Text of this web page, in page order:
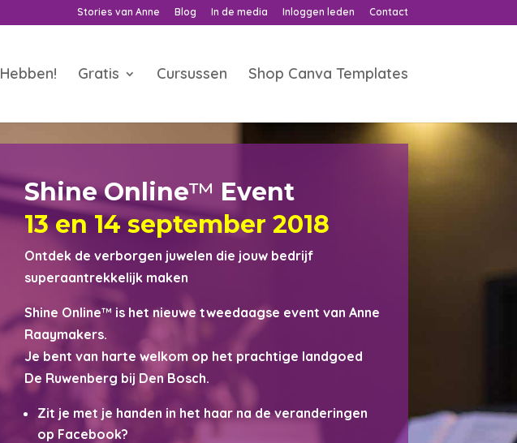
Stories van Anne Blog In de media Inloggen leden Contact
Hebben! Gratis Cursussen Shop Canva Templates
Shine Online™ Event
13 en 14 september 2018
Ontdek de verborgen juwelen die jouw bedrijf
superaantrekkelijk maken
Shine Online™ is het nieuwe tweedaagse event van Anne
Raaymakers.
Je bent van harte welkom op het prachtige landgoed
De Ruwenberg bij Den Bosch.
Zit je met je handen in het haar na de veranderingen
op Facebook?